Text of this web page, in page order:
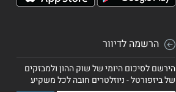
הרשמה לדיוור
הירשם לסיכום היומי של שוק ההון ולמבזקים
של ביזפורטל - ניוזלטרים חובה לכל משקיע